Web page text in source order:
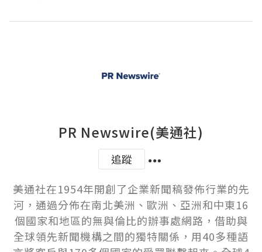
PR Newswire(美通社)
追蹤
美通社在1954年開創了企業新聞稿發佈行業的先
河，通過分佈在南北美洲、歐洲、亞洲和中東16
個國家和地區的無與倫比的辦事處網路，借助與
全球領先新聞機構之間的獨特關係，用40多種語